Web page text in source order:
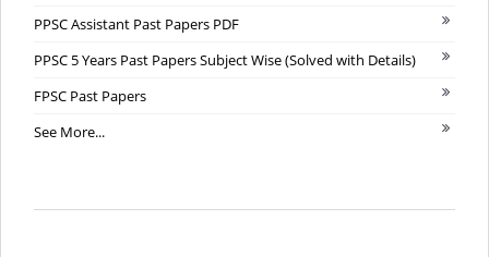
PPSC Assistant Past Papers PDF
PPSC 5 Years Past Papers Subject Wise (Solved with Details)
FPSC Past Papers
See More...